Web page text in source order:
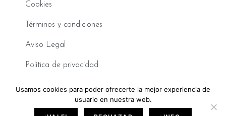
Cookies
Términos y condiciones
Aviso Legal
Política de privacidad
©2026 Sara de Benítez. Todos los derechos reservados.
Usamos cookies para poder ofrecerte la mejor experiencia de
usuario en nuestra web.